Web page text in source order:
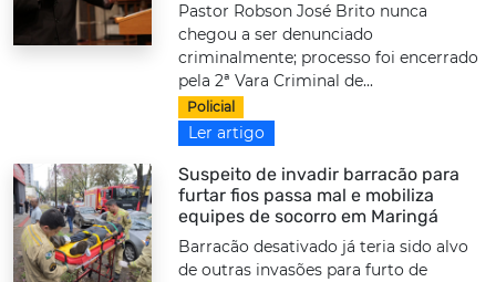
Pastor Robson José Brito nunca
chegou a ser denunciado
criminalmente; processo foi encerrado
pela 2ª Vara Criminal de...
Policial
Ler artigo
Suspeito de invadir barracão para
furtar fios passa mal e mobiliza
equipes de socorro em Maringá
Barracão desativado já teria sido alvo
de outras invasões para furto de